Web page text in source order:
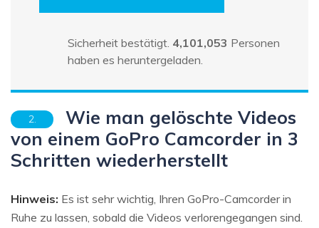
Sicherheit bestätigt. 4,101,053 Personen
haben es heruntergeladen.
2.
Wie man gelöschte Videos
von einem GoPro Camcorder in 3
Schritten wiederherstellt
Hinweis: Es ist sehr wichtig, Ihren GoPro-Camcorder in
Ruhe zu lassen, sobald die Videos verlorengegangen sind.